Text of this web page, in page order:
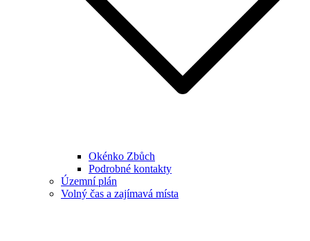
Okénko Zbůch
Podrobné kontakty
Územní plán
Volný čas a zajímavá místa